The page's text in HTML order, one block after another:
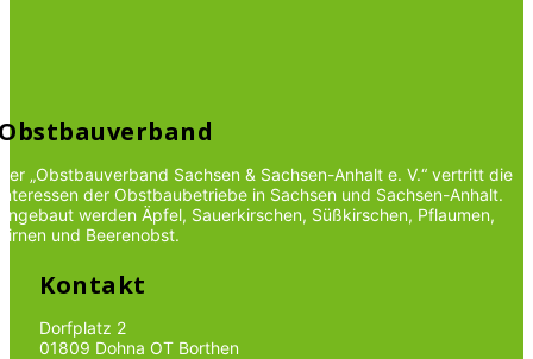
„Obstbauverband Sachsen & Sachsen-Anhalt e. V.“ vertritt die
der Obstbaubetriebe in Sachsen und Sachsen-Anhalt.
werden Äpfel, Sauerkirschen, Süßkirschen, Pflaumen,
und Beerenobst.
Kontakt
Dorfplatz 2
01809 Dohna OT Borthen